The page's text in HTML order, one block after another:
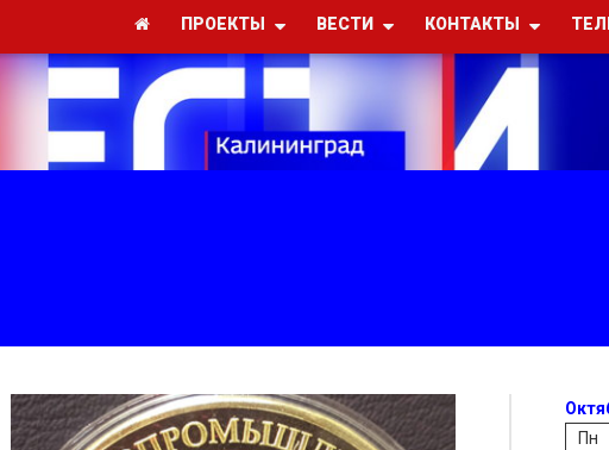
ПРОЕКТЫ ВЕСТИ КОНТАКТЫ
Пн